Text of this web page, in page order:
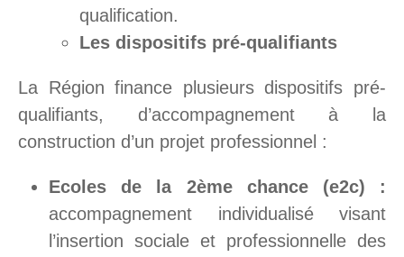
qualification.
Les dispositifs pré-qualifiants
La Région finance plusieurs dispositifs pré-
qualifiants, d’accompagnement à la
construction d’un projet professionnel :
Ecoles de la 2ème chance (e2c) :
accompagnement individualisé visant
l’insertion sociale et professionnelle des